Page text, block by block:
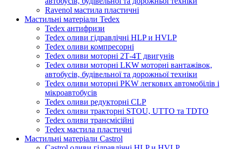
Ravenol мастила пластичні
Мастильні матеріали Tedex
Tedex антифризи
Tedex оливи гідравлічні HLP и HVLP
Tedex оливи компресорні
Tedex оливи моторні 2Т-4Т двигунів
Tedex оливи моторні LKW моторні вантажівок,
автобусів, будівельної та дорожньої техніки
Tedex оливи моторні PKW легкових автомобілів і
мікроавтобусів
Tedex оливи редукторні CLP
Tedex оливи тракторні STOU, UTTO та TDTO
Tedex оливи трансмісійні
Tedex мастила пластичні
Мастильні матеріали Castrol